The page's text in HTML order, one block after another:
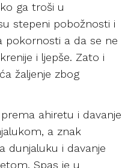
ga troši u
stepeni pobožnosti i
pokornosti a da se ne
i ljepše. Zato i
žaljenje zbog
ahiretu i davanje
a znak
dunjaluku i davanje
Spas je u